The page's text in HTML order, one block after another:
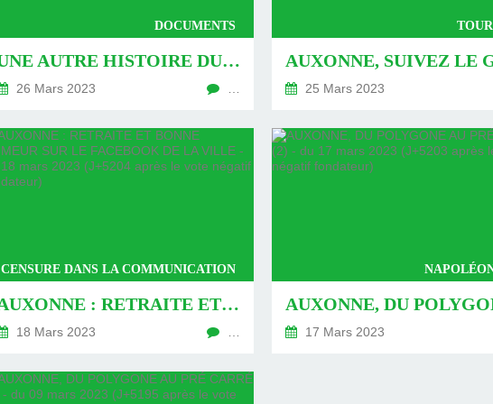
DOCUMENTS
UNE AUTRE HISTOIRE DU TRAIN DES ÉQUIPAGES EN IMAGES PAR UN AUXONNAIS - DU 27 MARS 2023 (J+5213 APRÈS LE VOTE NÉGATIF FONDATEUR)
26 Mars 2023 25 Mars 2023
CENSURE DANS LA COMMUNICATION
AUXONNE : RETRAITE ET BONNE HUMEUR SUR LE FACEBOOK DE LA VILLE - DU 18 MARS 2023 (J+5204 APRÈS LE VOTE NÉGATIF FONDATEUR)
18 Mars 2023 17 Mars 2023